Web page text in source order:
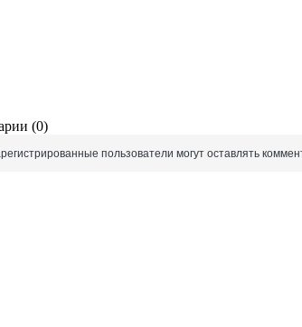
(0)
пользователи могут оставлять